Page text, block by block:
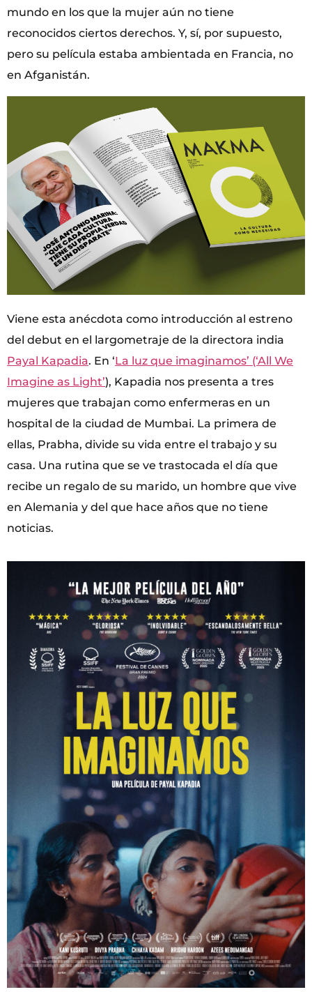
mundo en los que la mujer aún no tiene
reconocidos ciertos derechos. Y, sí, por supuesto,
pero su película estaba ambientada en Francia, no
en Afganistán.
Viene esta anécdota como introducción al estreno
del debut en el largometraje de la directora india
Payal Kapadia. En ‘La luz que imaginamos’ (‘All We
Imagine as Light’), Kapadia nos presenta a tres
mujeres que trabajan como enfermeras en un
hospital de la ciudad de Mumbai. La primera de
ellas, Prabha, divide su vida entre el trabajo y su
casa. Una rutina que se ve trastocada el día que
recibe un regalo de su marido, un hombre que vive
en Alemania y del que hace años que no tiene
noticias.